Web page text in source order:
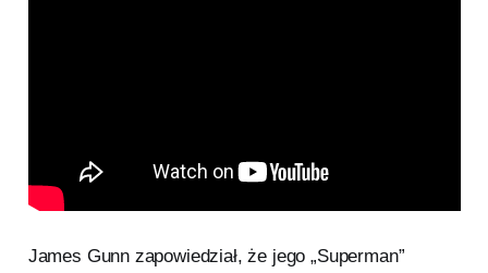
James Gunn zapowiedział, że jego „Superman”